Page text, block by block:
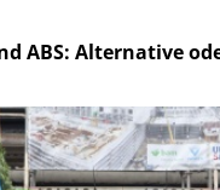
ABS: Alternative